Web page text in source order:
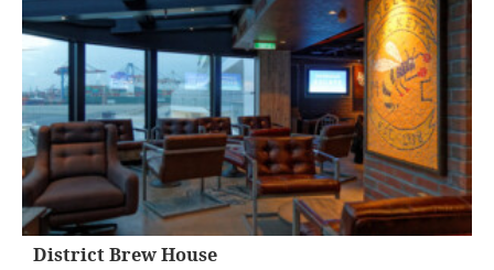
District Brew House